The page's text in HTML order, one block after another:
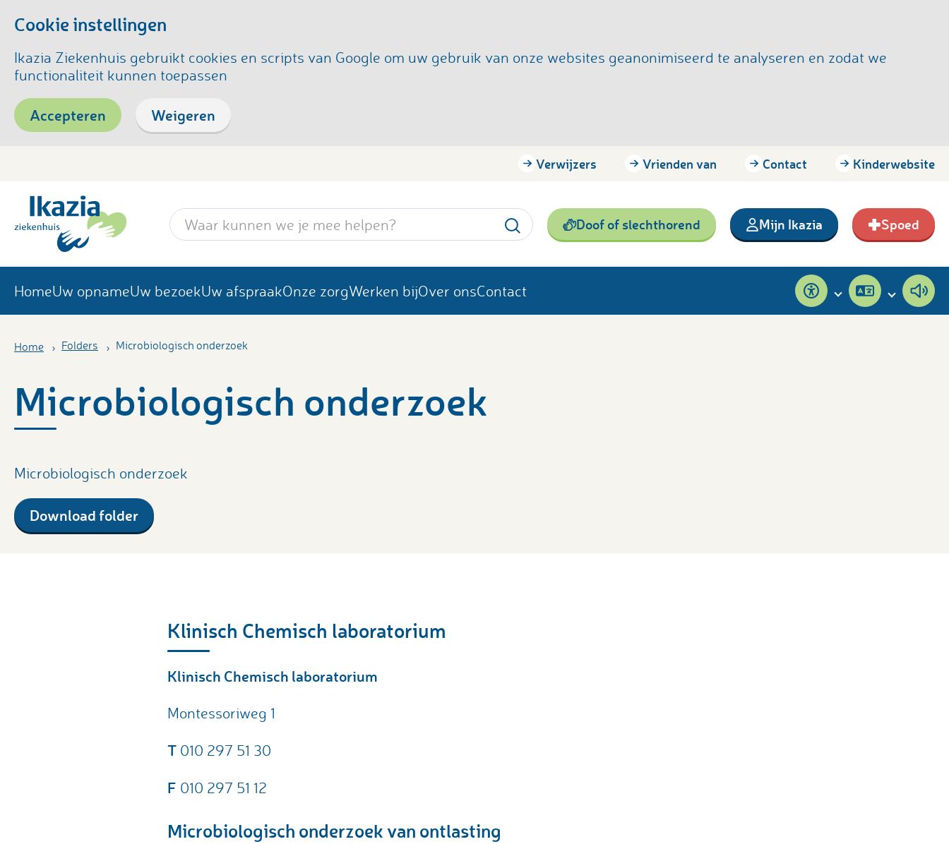
Cookie instellingen
Ikazia Ziekenhuis gebruikt cookies en scripts van Google om uw gebruik van onze websites geanonimiseerd te analyseren en zodat we
functionaliteit kunnen toepassen
Accepteren Weigeren
Verwijzers Vrienden van Contact Kinderwebsite
Zoekwoord Doof of slechthorend Mijn Ikazia Spoed
HomeUw opnameUw bezoekUw afspraakOnze zorgWerken bijOver onsContact Toegankelijkheid
Pagina
vertalen
Home Folders Microbiologisch onderzoek
Microbiologisch onderzoek
Microbiologisch onderzoek
Download folder
Klinisch Chemisch laboratorium
Klinisch Chemisch laboratorium
Montessoriweg 1
T 010 297 51 30
F 010 297 51 12
Microbiologisch onderzoek van ontlasting